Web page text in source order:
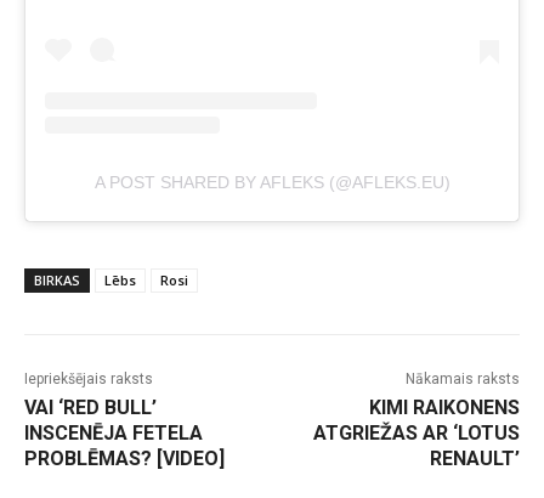
A POST SHARED BY AFLEKS (@AFLEKS.EU)
BIRKAS Lēbs Rosi
Iepriekšējais raksts
VAI ‘RED BULL’
INSCENĒJA FETELA
PROBLĒMAS? [VIDEO]
Nākamais raksts
KIMI RAIKONENS
ATGRIEŽAS AR ‘LOTUS
RENAULT’